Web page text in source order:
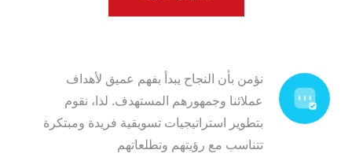
نؤمن بأن النجاح يبدأ بفهم عميق لأهداف
عملائنا وجمهورهم المستهدف. لذا، نقوم
بتطوير استراتيجيات تسويقية فريدة ومبتكرة
تتناسب مع رؤيتهم وتطلعاتهم